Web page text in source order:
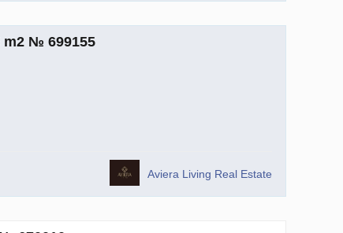
m2 № 699155
Aviera Living Real Estate